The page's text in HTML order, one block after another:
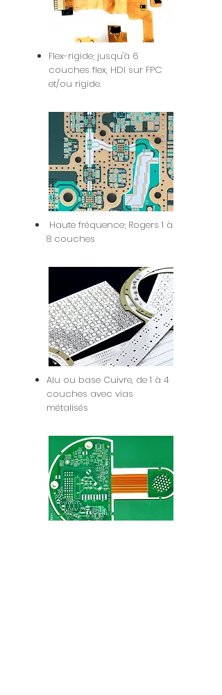
Flex-rigide; jusqu'à 6
couches flex, HDI sur FPC
et/ou rigide.
Haute fréquence; Rogers 1 à
8 couches
Alu ou base Cuivre, de 1 à 4
couches avec vias
métalisés